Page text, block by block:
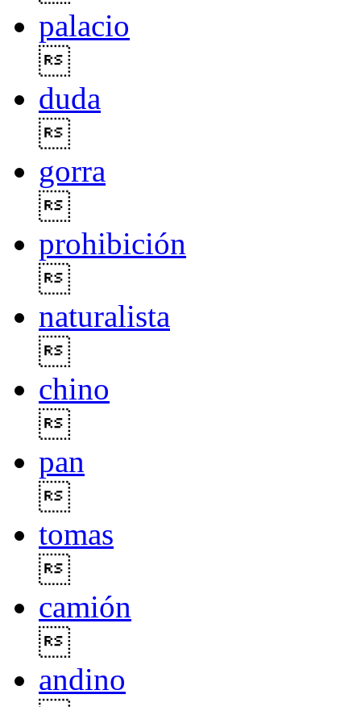
palacio
duda
gorra
prohibición
naturalista
chino
pan
tomas
camión
andino